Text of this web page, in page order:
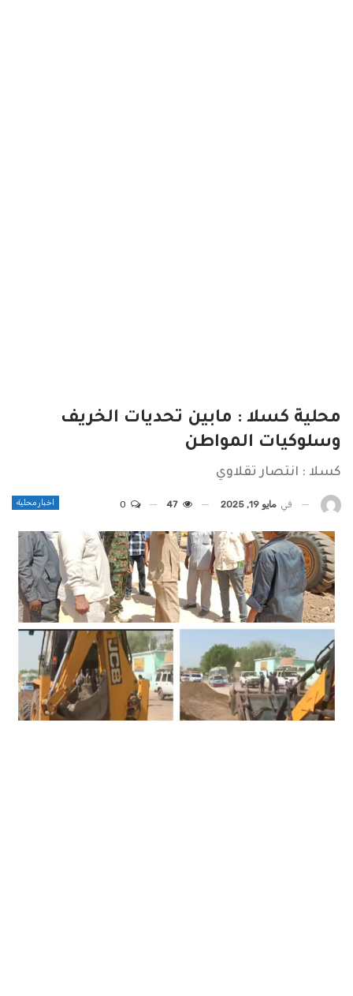
محلية كسلا : مابين تحديات الخريف
وسلوكيات المواطن
كسلا : انتصار تقلاوي
اخبار محلية في مايو 19, 2025 47